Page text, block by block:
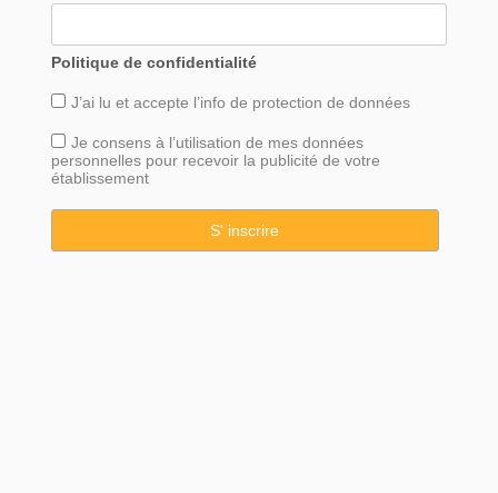
Politique de confidentialité
J’ai lu et accepte l’info de protection de données
Je consens à l’utilisation de mes données
personnelles pour recevoir la publicité de votre
établissement